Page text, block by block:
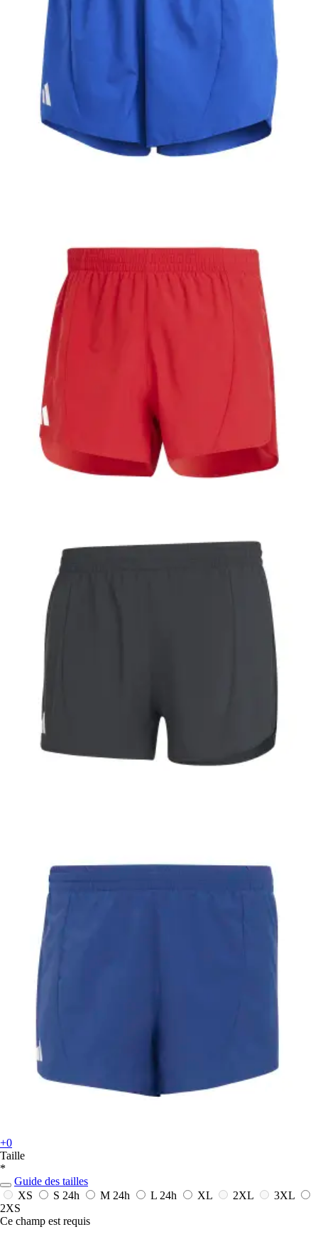
+0
Taille
*
Guide des tailles
XS
S 24h M 24h L 24h XL 2XL
3XL
2XS
Ce champ est requis